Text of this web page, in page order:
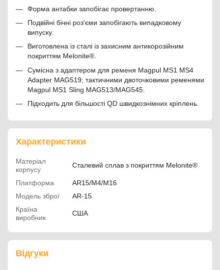
Форма антабки запобігає провертанню.
Подвійні бічні роз'єми запобігають випадковому
випуску.
Виготовлена ​​із сталі із захисним антикорозійним
покриттям Melonite®.
Сумісна з адаптером для ременя Magpul MS1 MS4
Adapter MAG519; тактичними двоточковими ременями
Magpul MS1 Sling MAG513/MAG545.
Підходить для більшості QD швидкознімних кріплень.
Характеристики
Матеріал
корпусу
Сталевий сплав з покриттям Melonite®
Платформа
AR15/М4/М16
Модель зброї
AR-15
Країна
виробник
США
Відгуки